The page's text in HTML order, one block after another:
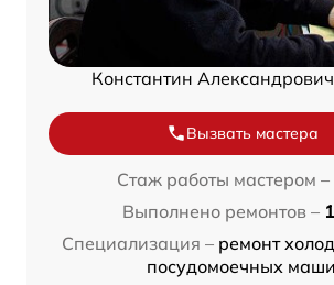
Константин
Вызвать мастера
Стаж работы мастером –
Выполнено ремонтов –
Специализация – ремонт
посудомоечных